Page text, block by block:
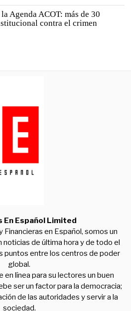
Agenda ACOT: más de 30
contra el crimen
En Español Limited
en Español, somos un
noticias de última hora y de todo el
puntos entre los centros de poder
global.
en línea para su lectores un buen
ser un factor para la democracia;
de las autoridades y servir a la
sociedad.